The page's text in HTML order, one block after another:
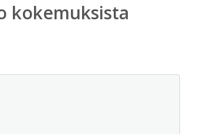
kokemuksista